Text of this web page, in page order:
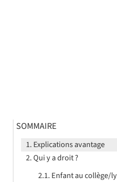
SOMMAIRE
Explications avantage
Qui y a droit ?
Enfant au collège/